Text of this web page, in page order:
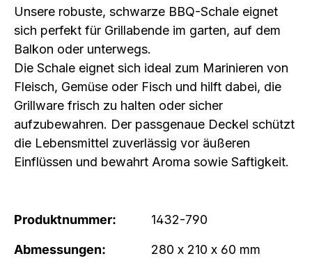
Unsere robuste, schwarze BBQ-Schale eignet
sich perfekt für Grillabende im garten, auf dem
Balkon oder unterwegs.
Die Schale eignet sich ideal zum Marinieren von
Fleisch, Gemüse oder Fisch und hilft dabei, die
Grillware frisch zu halten oder sicher
aufzubewahren. Der passgenaue Deckel schützt
die Lebensmittel zuverlässig vor äußeren
Einflüssen und bewahrt Aroma sowie Saftigkeit.
Produktnummer: 1432-790
Abmessungen: 280 x 210 x 60 mm